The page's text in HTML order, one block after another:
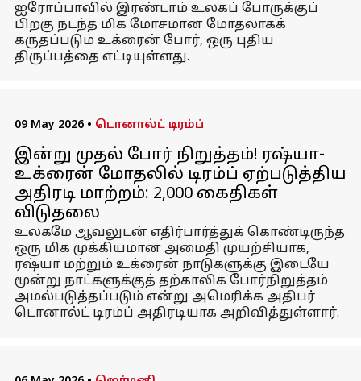
ஐரோப்பாவில் இரண்டாம் உலகப் போருக்குப்
பிறகு நடந்த மிக மோசமான மோதலாகக்
கருதப்படும் உக்ரைன் போர், ஒரு புதிய
திருப்பத்தை எட்டியுள்ளது.
09 May 2026 • டொனால்ட் டிரம்ப்
இன்று முதல் போர் நிறுத்தம்! ரஷ்யா-
உக்ரைன் மோதலில் டிரம்ப் ஏற்படுத்திய
அதிரடி மாற்றம்: 2,000 கைதிகள்
விடுதலை
உலகமே ஆவலுடன் எதிர்பார்த்துக் கொண்டிருந்த
ஒரு மிக முக்கியமான அமைதி முயற்சியாக,
ரஷ்யா மற்றும் உக்ரைன் நாடுகளுக்கு இடையே
மூன்று நாட்களுக்குத் தற்காலிக போர்நிறுத்தம்
அமல்படுத்தப்படும் என்று அமெரிக்க அதிபர்
டொனால்ட் டிரம்ப் அதிரடியாக அறிவித்துள்ளார்.